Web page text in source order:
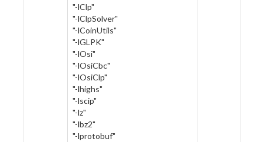
"-lClp"
"-lClpSolver"
"-lCoinUtils"
"-lGLPK"
"-lOsi"
"-lOsiCbc"
"-lOsiClp"
"-lhighs"
"-lscip"
"-lz"
"-lbz2"
"-lprotobuf"